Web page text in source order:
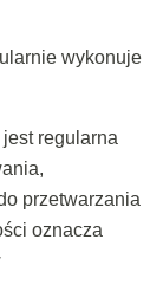
wykonuje
regularna
przetwarzania
oznacza